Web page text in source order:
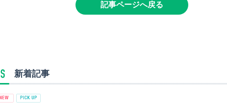
記事ページへ戻る
新着記事